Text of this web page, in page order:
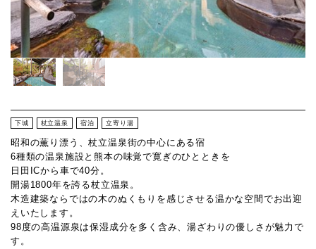
下城 杖立温泉 宿泊 立寄り湯
昭和の薫り漂う、杖立温泉街の中心にある宿
6種類の温泉施設と熊本の味覚で寛ぎのひとときを
日田ICから車で40分。
開湯1800年を誇る杖立温泉。
木造建築ならではの木のぬくもりを感じさせる温かな空間でお出迎
えいたします。
98度の高温源泉は保湿成分を多く含み、湯ざわりの優しさが魅力で
す。